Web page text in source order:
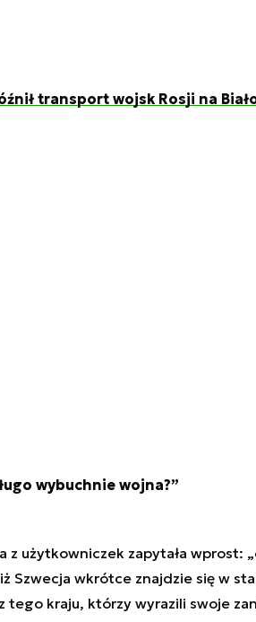
transport wojsk Rosji na
wybuchnie wojna?”
z użytkowniczek zapytała wprost:
Szwecja wkrótce znajdzie się w
tego kraju, którzy wyrazili swoje